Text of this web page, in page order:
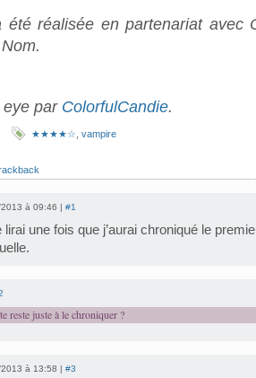
été réalisée en partenariat avec
eye par ColorfulCandie.
★★★★☆ vampire
à 09:46 | #1
lirai une fois que j’aurai chroniqué le
reste juste à le chroniquer ?
à 13:58 | #3